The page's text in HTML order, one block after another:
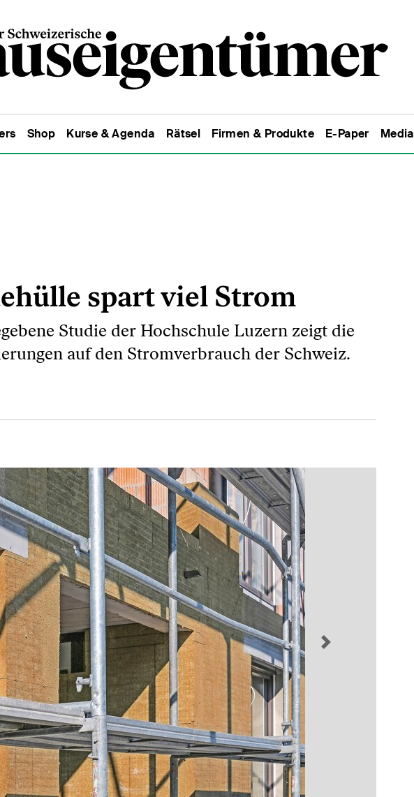
Shop Kurse & Agenda Rätsel Firmen & Produkte E-Paper
spart viel Strom
Studie der Hochschule Luzern zeigt die
auf den Stromverbrauch der Schweiz.
Next